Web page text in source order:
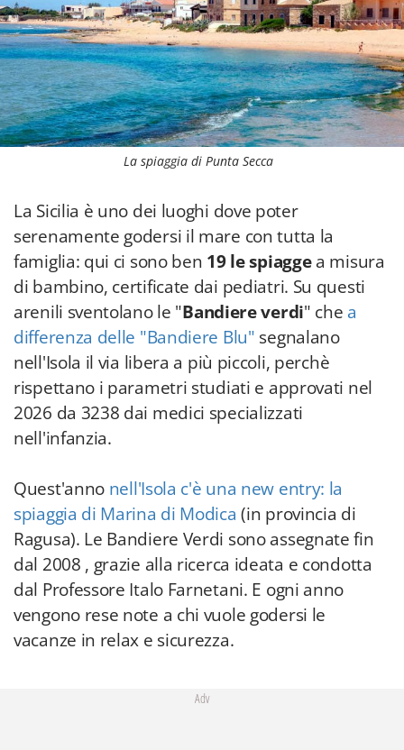
La spiaggia di Punta Secca
La Sicilia è uno dei luoghi dove poter
serenamente godersi il mare con tutta la
famiglia: qui ci sono ben 19 le spiaggea misura
di bambino, certificate dai pediatri. Su questi
arenili sventolano le "Bandiere verdi" che a
differenza delle "Bandiere Blu" segnalano
nell'Isola il via libera a più piccoli, perchè
rispettano i parametri studiati e approvati nel
2026 da 3238 dai medici specializzati
nell'infanzia.
Quest'anno nell'Isola c'è una new entry: la
spiaggia di Marina di Modica(in provincia di
Ragusa). Le Bandiere Verdi sono assegnate fin
dal 2008 , grazie alla ricerca ideata e condotta
dal Professore Italo Farnetani. E ogni anno
vengono rese note a chi vuole godersi le
vacanze in relax e sicurezza.
Adv